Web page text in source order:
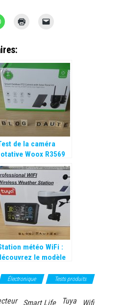
de la caméra
Woox R3569
météo WiFi :
le modèle
Height Electronic
Électronique Tests produits
Smart Life Tuya
Wifi